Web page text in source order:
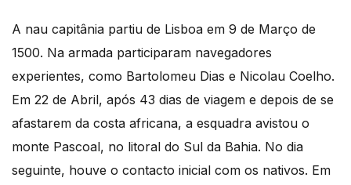
A nau capitânia partiu de Lisboa em 9 de Março de
1500. Na armada participaram navegadores
experientes, como Bartolomeu Dias e Nicolau Coelho.
Em 22 de Abril, após 43 dias de viagem e depois de se
afastarem da costa africana, a esquadra avistou o
monte Pascoal, no litoral do Sul da Bahia. No dia
seguinte, houve o contacto inicial com os nativos. Em